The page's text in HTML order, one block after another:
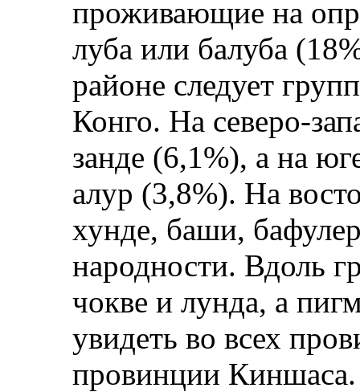
проживающие на
луба или балуба
районе следует
Конго. На северо-
занде (6,1%), а на
алур (3,8%). На
хунде, баши,
народности. Вдоль
чокве и лунда, а
увидеть во всех
провинции Киншаса.